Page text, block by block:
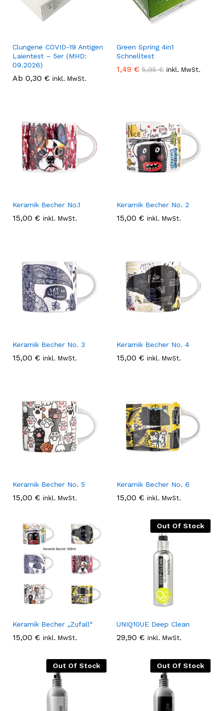
Clungene COVID-19 Antigen
Laientest – 5er (MHD:
09.2026)
Ab 0,30 € inkl. MwSt.
Green Spring 4in1
Schnelltest
1,49 € 5,95€ inkl. MwSt.
Keramik Becher No.1
15,00 € inkl. MwSt.
Keramik Becher No. 2
15,00 € inkl. MwSt.
Keramik Becher No. 3
15,00 € inkl. MwSt.
Keramik Becher No. 4
15,00 € inkl. MwSt.
Keramik Becher No. 5
15,00 € inkl. MwSt.
Keramik Becher No. 6
15,00 € inkl. MwSt.
Keramik Becher „Zufall“
15,00 € inkl. MwSt.
Out Of Stock
UNIQ10UE Deep Clean
29,90 € inkl. MwSt.
Out Of Stock Out Of Stock